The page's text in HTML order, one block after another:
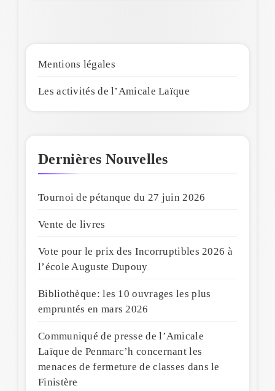
Mentions légales
Les activités de l’Amicale Laïque
Dernières Nouvelles
Tournoi de pétanque du 27 juin 2026
Vente de livres
Vote pour le prix des Incorruptibles 2026 à
l’école Auguste Dupouy
Bibliothèque: les 10 ouvrages les plus
empruntés en mars 2026
Communiqué de presse de l’Amicale
Laïque de Penmarc’h concernant les
menaces de fermeture de classes dans le
Finistère